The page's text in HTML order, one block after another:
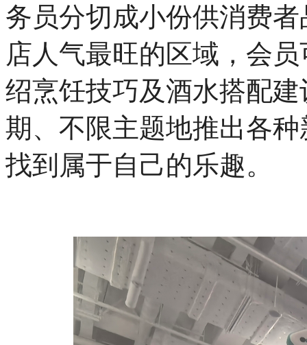
务员分切成小份供消费
店人气最旺的区域，会
绍烹饪技巧及酒水搭配
期、不限主题地推出各
找到属于自己的乐趣。